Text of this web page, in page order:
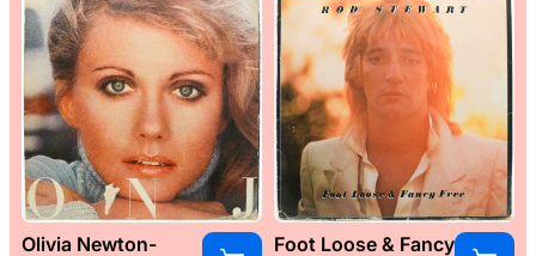
Olivia Newton-
Foot Loose & Fancy